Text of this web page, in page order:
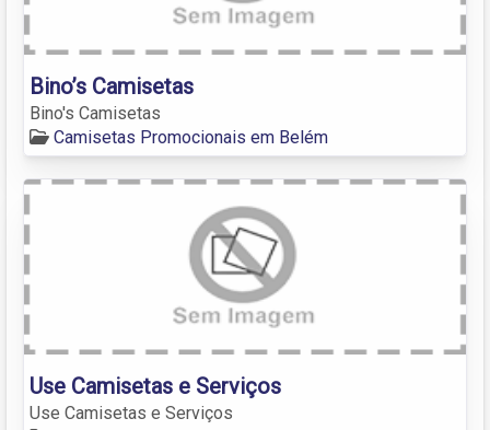
Bino’s Camisetas
Bino's Camisetas
Camisetas Promocionais em Belém
Use Camisetas e Serviços
Use Camisetas e Serviços